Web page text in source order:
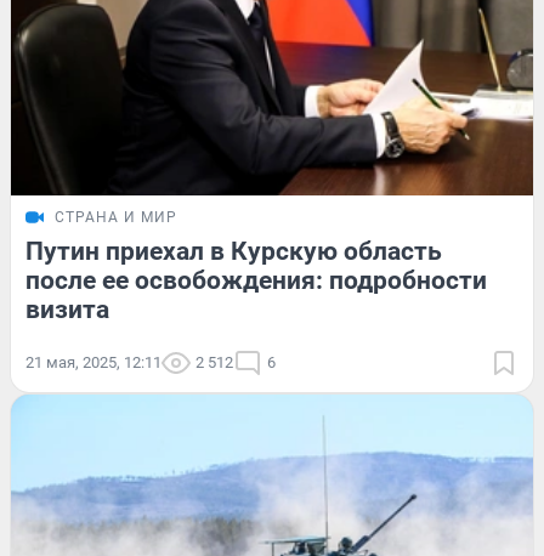
СТРАНА И МИР
Путин приехал в Курскую область
после ее освобождения: подробности
визита
21 мая, 2025, 12:11 2 512 6